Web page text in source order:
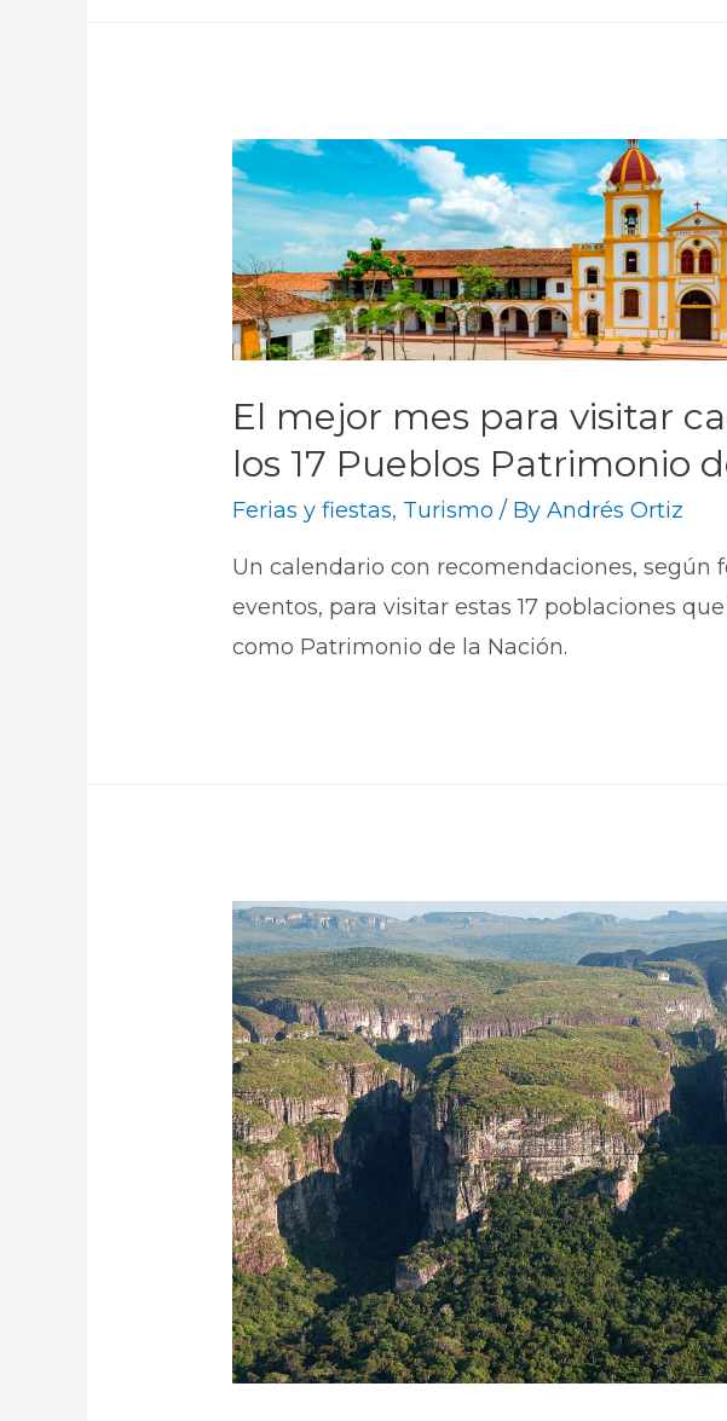
El mejor mes para visitar
los 17 Pueblos Patrimonio
Ferias y fiestas, Turismo / ByAndrés Ortiz
Un calendario con recomendaciones, según
eventos, para visitar estas 17 poblaciones
como Patrimonio de la Nación.